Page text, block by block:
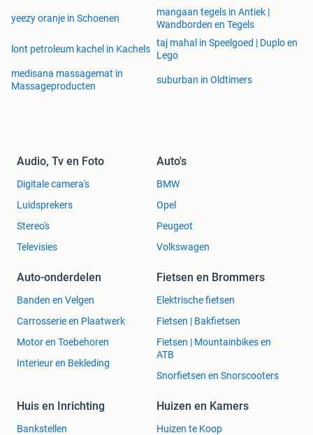
yeezy oranje in Schoenen
mangaan tegels in Antiek |
Wandborden en Tegels
lont petroleum kachel in Kachels
taj mahal in Speelgoed | Duplo en
Lego
medisana massagemat in
Massageproducten
suburban in Oldtimers
Audio, Tv en Foto
Digitale camera's
Luidsprekers
Stereo's
Televisies
Auto's
BMW
Opel
Peugeot
Volkswagen
Auto-onderdelen
Banden en Velgen
Carrosserie en Plaatwerk
Motor en Toebehoren
Interieur en Bekleding
Fietsen en Brommers
Elektrische fietsen
Fietsen | Bakfietsen
Fietsen | Mountainbikes en
ATB
Snorfietsen en Snorscooters
Huis en Inrichting
Bankstellen
Huizen en Kamers
Huizen te Koop